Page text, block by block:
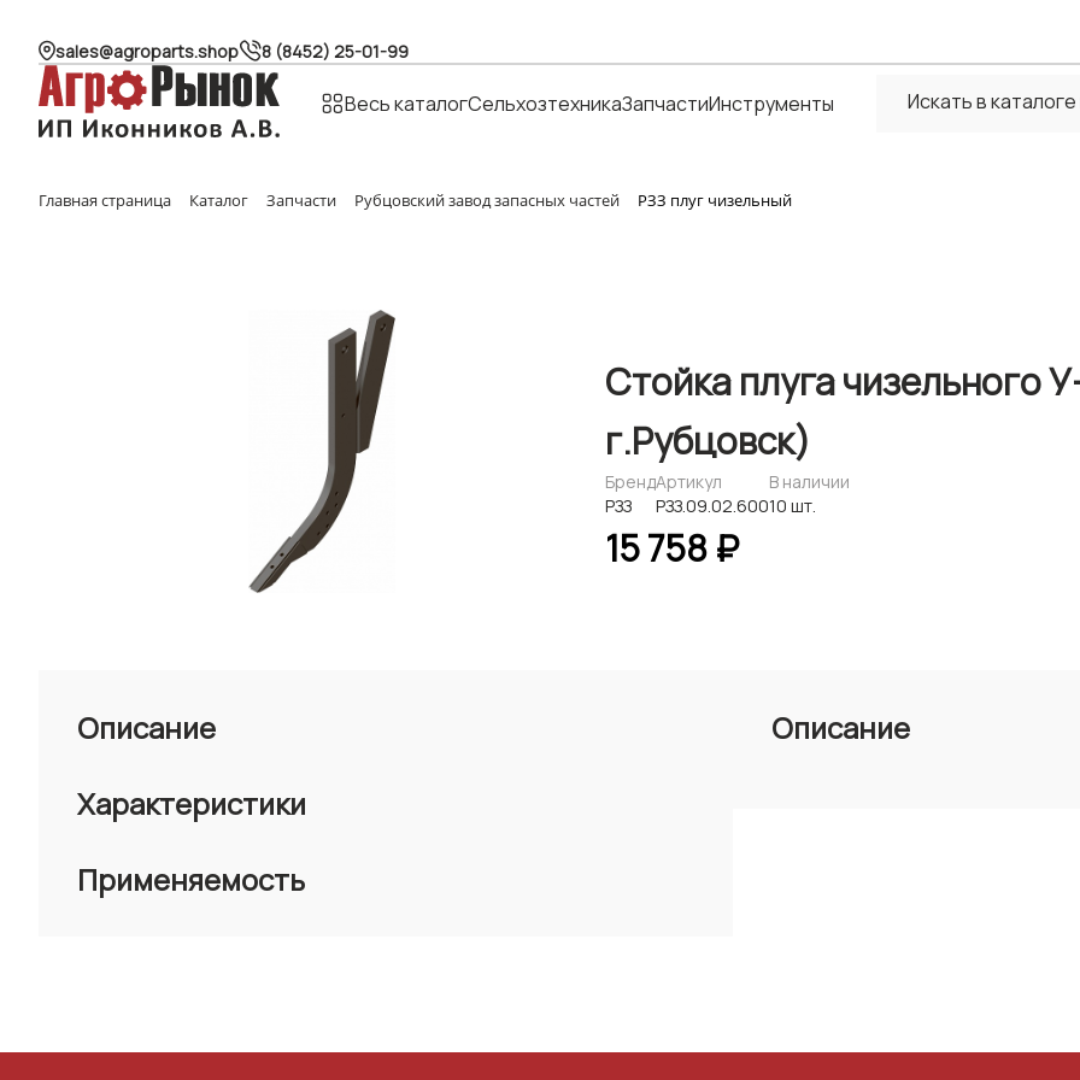
sales@agroparts.shop 8 (8452) 25-01-99
Весь каталогСельхозтехникаЗапчастиИнструменты
Главная страница Каталог Запчасти Рубцовский завод запасных частей РЗЗ плуг чизельный
Стойка плуга чизельного
г.Рубцовск)
Бренд
РЗЗ
Артикул
РЗЗ.09.02.600
В наличии
10 шт.
15 758 ₽
Описание
Характеристики
Применяемость
Описание